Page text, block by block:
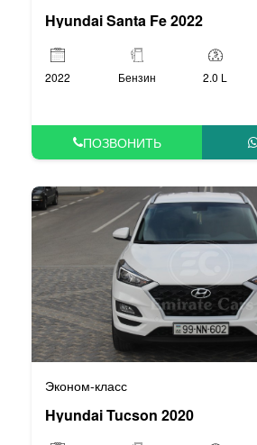
Hyundai Santa Fe 2022
2022 Бензин 2.0 L
ПОЗВОНИТЬ
Эконом-класс
Hyundai Tucson 2020